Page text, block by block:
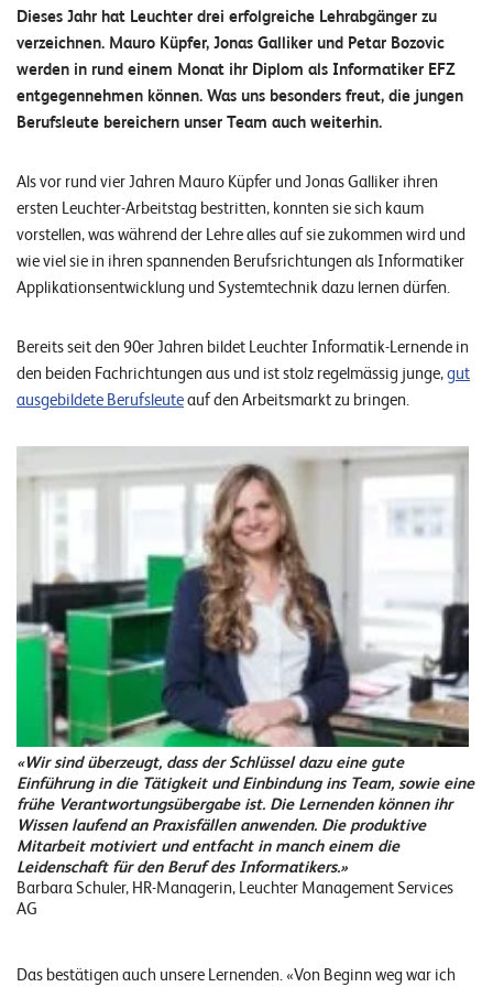
n
z
n
n
t
e
n
e
h
m
e
n
K
a
r
r
i
e
r
e
N
e
Dieses Jahr hat Leuchter drei erfolgreiche Lehrabgänger zu
verzeichnen. Mauro Küpfer, Jonas Galliker und Petar Bozovic
werden in rund einem Monat ihr Diplom als Informatiker EFZ
entgegennehmen können. Was uns besonders freut, die jungen
Berufsleute bereichern unser Team auch weiterhin.
Als vor rund vier Jahren Mauro Küpfer und Jonas Galliker ihren
ersten Leuchter-Arbeitstag bestritten, konnten sie sich kaum
vorstellen, was während der Lehre alles auf sie zukommen wird und
wie viel sie in ihren spannenden Berufsrichtungen als Informatiker
Applikationsentwicklung und Systemtechnik dazu lernen dürfen.
Bereits seit den 90er Jahren bildet Leuchter Informatik-Lernende in
den beiden Fachrichtungen aus und ist stolz regelmässig junge,gut
ausgebildete Berufsleuteauf den Arbeitsmarkt zu bringen.
«Wir sind überzeugt, dass der Schlüssel dazu eine gute
Einführung in die Tätigkeit und Einbindung ins Team, sowie eine
frühe Verantwortungsübergabe ist. Die Lernenden können ihr
Wissen laufend an Praxisfällen anwenden. Die produktive
Mitarbeit motiviert und entfacht in manch einem die
Leidenschaft für den Beruf des Informatikers.»
Barbara Schuler, HR-Managerin, Leuchter Management Services
AG
Das bestätigen auch unsere Lernenden. «Von Beginn weg war ich